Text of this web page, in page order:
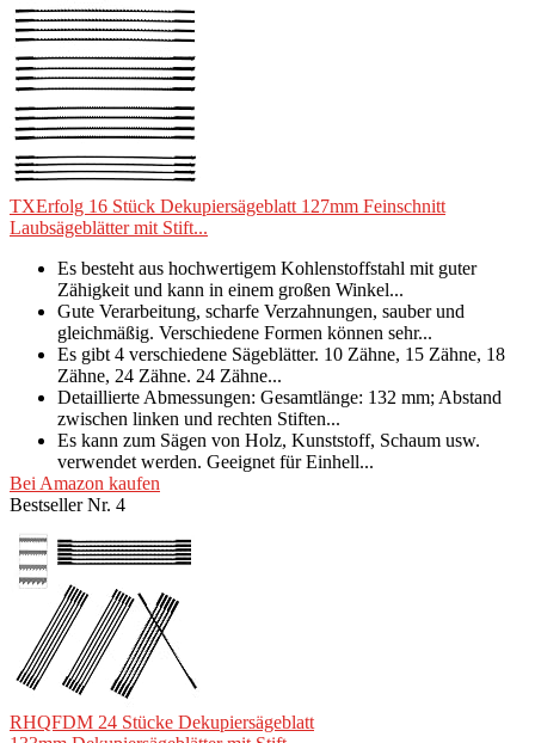
TXErfolg 16 Stück Dekupiersägeblatt 127mm Feinschnitt
Laubsägeblätter mit Stift...
Es besteht aus hochwertigem Kohlenstoffstahl mit guter
Zähigkeit und kann in einem großen Winkel...
Gute Verarbeitung, scharfe Verzahnungen, sauber und
gleichmäßig. Verschiedene Formen können sehr...
Es gibt 4 verschiedene Sägeblätter. 10 Zähne, 15 Zähne, 18
Zähne, 24 Zähne. 24 Zähne...
Detaillierte Abmessungen: Gesamtlänge: 132 mm; Abstand
zwischen linken und rechten Stiften...
Es kann zum Sägen von Holz, Kunststoff, Schaum usw.
verwendet werden. Geeignet für Einhell...
Bei Amazon kaufen
Bestseller Nr. 4
RHQFDM 24 Stücke Dekupiersägeblatt